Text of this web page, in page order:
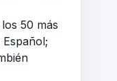
50 más